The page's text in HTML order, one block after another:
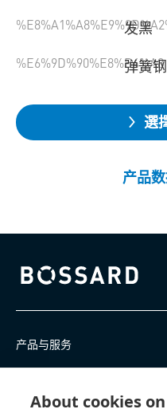
About cookies
发黑
%E6%9D%90%E8%B4%A8
弹簧钢
選
产品
Bossard homepage
产品与服务